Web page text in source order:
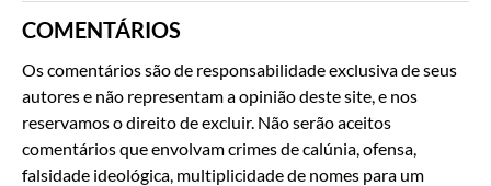
COMENTÁRIOS
Os comentários são de responsabilidade exclusiva de seus
autores e não representam a opinião deste site, e nos
reservamos o direito de excluir. Não serão aceitos
comentários que envolvam crimes de calúnia, ofensa,
falsidade ideológica, multiplicidade de nomes para um